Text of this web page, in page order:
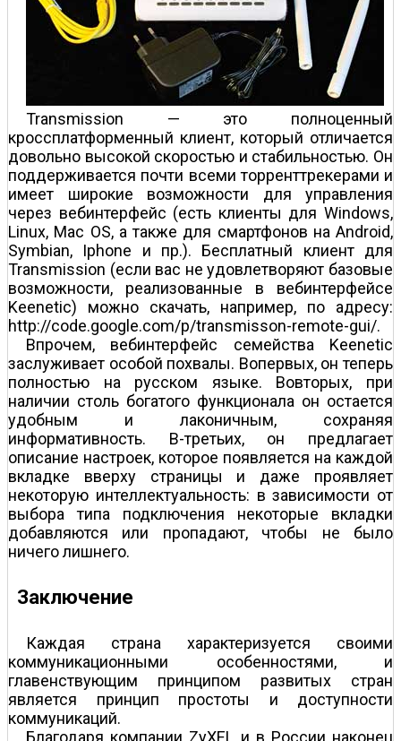
Transmission — это полноценный
кроссплатформенный клиент, который отличается
довольно высокой скоростью и стабильностью. Он
поддерживается почти всеми торрент­трекерами и
имеет широкие возможности для управления
через веб­интерфейс (есть клиенты для Windows,
Linux, Mac OS, а также для смартфонов на Android,
Symbian, Iphone и пр.). Бесплатный клиент для
Transmission (если вас не удовлетворяют базовые
возможности, реализованные в веб­интерфейсе
Keenetic) можно скачать, например, по адресу:
http://code.google.com/p/transmisson-remote-gui/.
Впрочем, веб­интерфейс семейства Keenetic
заслуживает особой похвалы. Во­первых, он теперь
полностью на русском языке. Во­вторых, при
наличии столь богатого функционала он остается
удобным и лаконичным, сохраняя
информативность. В-третьих, он предлагает
описание настроек, которое появляется на каждой
вкладке вверху страницы и даже проявляет
некоторую интеллектуальность: в зависимости от
выбора типа подключения некоторые вкладки
добавляются или пропадают, чтобы не было
ничего лишнего.
Заключение
Каждая страна характеризуется своими
коммуникационными особенностями, и
главенствующим принципом развитых стран
является принцип простоты и доступности
коммуникаций.